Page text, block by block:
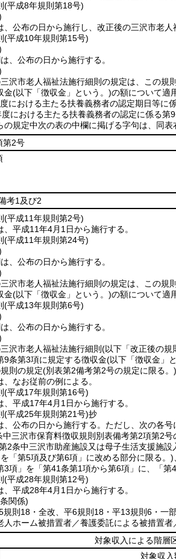
(平成8年規則第18号)
、公布の日から施行し、改正後の三沢市老
(平成10年規則第15号)
、公布の日から施行する。
沢市老人福祉法施行細則の規定は、この規
金(以下「徴収金」という。)の額について適
における主たる扶養義務者の認定期日等に
における主たる扶養義務者の認定に係る
の規定中次の表の中欄に掲げる字句は、同
第2号
考1及び2
(平成11年規則第2号)
、平成11年4月1日から施行する。
(平成11年規則第24号)
、公布の日から施行する。
沢市老人福祉法施行細則の規定は、この規
金(以下「徴収金」という。)の額について適
(平成13年規則第6号)
、公布の日から施行する。
沢市老人福祉法施行細則 (以下「改正後の規
9条第3項に規定する徴収金(以下「徴収金」
則の規定(別表第2備考第2号の規定に限る。)
、なお従前の例による。
(平成17年規則第16号)
、平成17年4月1日から施行する。
(平成25年規則第21号)抄
、公布の日から施行する。 ただし、次の各号
中三沢市保育料徴収規則別表備考第2項第2号
第2条中三沢市助産施設又は母子生活支援施
「第5項及び第6項」に改める部分に限る。)
3項」を「第41条第1項から第6項」に、「
(平成28年規則第12号)
、平成28年4月1日から施行する。
関係)
規則18・全改、平6規則18・平13規則6・一
人ホーム被措置者／養護委託による被措置者
対象収入による階層
対象収入